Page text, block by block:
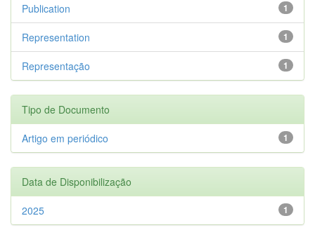
1
Publication
1
Representation
1
Representação
Tipo de Documento
1
Artigo em periódico
Data de Disponibilização
1
2025